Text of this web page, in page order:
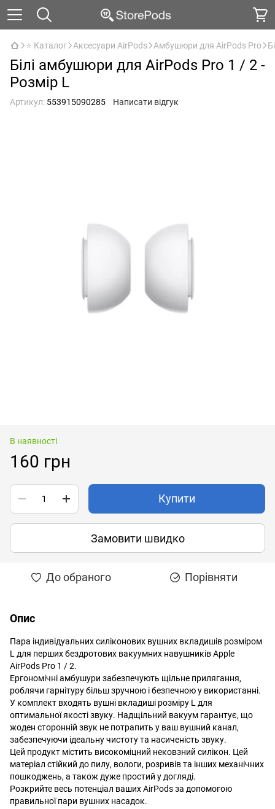
⭐ Каталог Аксесуари AirPods Амбушюри для AirPods Pro
Білі амбушюри для AirPods Pro 1 / 2 -
Розмір L
Артикул: 553915090285 Написати відгук
В наявності
160 грн
Купити
Замовити швидко
До обраного Порівняти
Опис
Пара індивідуальних силіконових вушних вкладишів розміром
L для перших бездротових вакуумних навушників Apple
AirPods Pro 1 / 2.
Ергономічні амбушури забезпечують щільне прилягання,
роблячи гарнітуру більш зручною і безпечною у використанні.
У комплект входять вушні вкладиші розміру L для
оптимальної якості звуку. Надщільний вакуум гарантує, що
жоден сторонній звук не потрапить у ваш вушний канал,
забезпечуючи ідеальну чистоту та насиченість звуку.
Цей продукт містить високоміцний нековзний силікон. Цей
матеріал стійкий до пилу, вологи, розривів та інших механічних
пошкоджень, а також дуже простий у догляді.
Розкрийте весь потенціал ваших AirPods за допомогою
правильної пари вушних насадок.